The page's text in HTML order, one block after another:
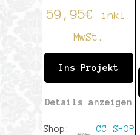
59,95€
inkl.
MwSt.
Ins Projekt
Details anzeigen
Shop: CC SHOP